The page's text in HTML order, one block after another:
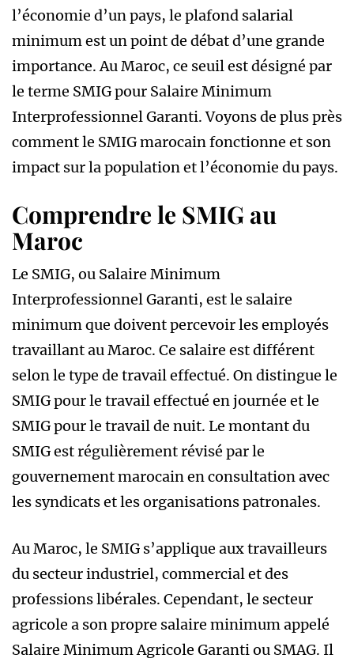
l’économie d’un pays, le plafond salarial
minimum est un point de débat d’une grande
importance. Au Maroc, ce seuil est désigné par
le terme SMIG pour Salaire Minimum
Interprofessionnel Garanti. Voyons de plus près
comment le SMIG marocain fonctionne et son
impact sur la population et l’économie du pays.
Comprendre le SMIG au
Maroc
Le SMIG, ou Salaire Minimum
Interprofessionnel Garanti, est le salaire
minimum que doivent percevoir les employés
travaillant au Maroc. Ce salaire est différent
selon le type de travail effectué. On distingue le
SMIG pour le travail effectué en journée et le
SMIG pour le travail de nuit. Le montant du
SMIG est régulièrement révisé par le
gouvernement marocain en consultation avec
les syndicats et les organisations patronales.
Au Maroc, le SMIG s’applique aux travailleurs
du secteur industriel, commercial et des
professions libérales. Cependant, le secteur
agricole a son propre salaire minimum appelé
Salaire Minimum Agricole Garanti ou SMAG. Il